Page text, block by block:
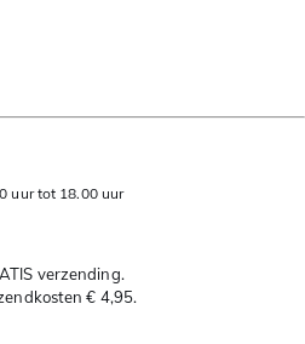
uur tot 18.00 uur
verzending.
€ 4,95.